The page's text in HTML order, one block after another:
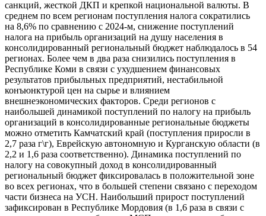
санкций, жесткой ДКП и крепкой национальной валюты. В
среднем по всем регионам поступления налога сократились
на 8,6% по сравнению с 2024-м, снижение поступлений
налога на прибыль организаций на душу населения в
консолидированный региональный бюджет наблюдалось в 54
регионах. Более чем в два раза снизились поступления в
Республике Коми в связи с ухудшением финансовых
результатов прибыльных предприятий, нестабильной
конъюнктурой цен на сырье и влиянием
внешнеэкономических факторов. Среди регионов с
наибольшей динамикой поступлений по налогу на прибыль
организаций в консолидированные региональные бюджеты
можно отметить Камчатский край (поступления приросли в
2,7 раза г\г), Еврейскую автономную и Курганскую области (в
2,2 и 1,6 раза соответственно). Динамика поступлений по
налогу на совокупный доход в консолидированный
региональный бюджет фиксировалась в положительной зоне
во всех регионах, что в большей степени связано с переходом
части бизнеса на УСН. Наибольший прирост поступлений
зафиксирован в Республике Мордовия (в 1,6 раза в связи с